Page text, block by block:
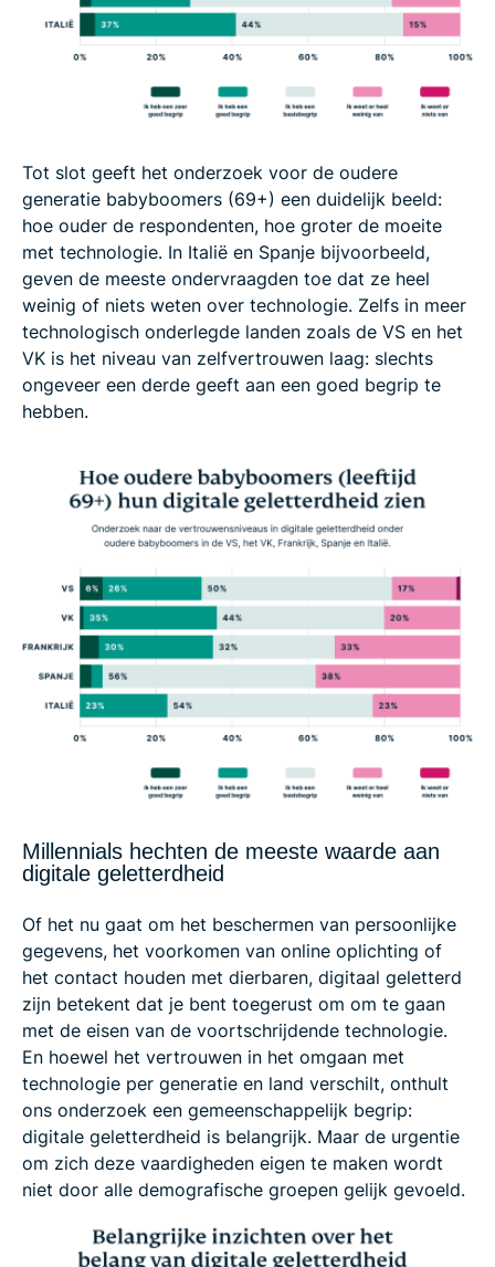
Tot slot geeft het onderzoek voor de oudere
generatie babyboomers (69+) een duidelijk beeld:
hoe ouder de respondenten, hoe groter de moeite
met technologie. In Italië en Spanje bijvoorbeeld,
geven de meeste ondervraagden toe dat ze heel
weinig of niets weten over technologie. Zelfs in meer
technologisch onderlegde landen zoals de VS en het
VK is het niveau van zelfvertrouwen laag: slechts
ongeveer een derde geeft aan een goed begrip te
hebben.
Millennials hechten de meeste waarde aan
digitale geletterdheid
Of het nu gaat om het beschermen van persoonlijke
gegevens, het voorkomen van online oplichting of
het contact houden met dierbaren, digitaal geletterd
zijn betekent dat je bent toegerust om om te gaan
met de eisen van de voortschrijdende technologie.
En hoewel het vertrouwen in het omgaan met
technologie per generatie en land verschilt, onthult
ons onderzoek een gemeenschappelijk begrip:
digitale geletterdheid is belangrijk. Maar de urgentie
om zich deze vaardigheden eigen te maken wordt
niet door alle demografische groepen gelijk gevoeld.